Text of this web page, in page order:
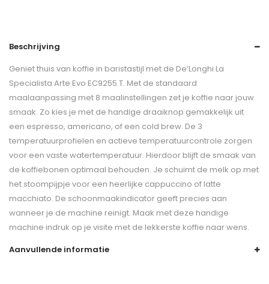
Beschrijving
Geniet thuis van koffie in baristastijl met de De’Longhi La
Specialista Arte Evo EC9255.T. Met de standaard
maalaanpassing met 8 maalinstellingen zet je koffie naar jouw
smaak. Zo kies je met de handige draaiknop gemakkelijk uit
een espresso, americano, of een cold brew. De 3
temperatuurprofielen en actieve temperatuurcontrole zorgen
voor een vaste watertemperatuur. Hierdoor blijft de smaak van
de koffiebonen optimaal behouden. Je schuimt de melk op met
het stoompijpje voor een heerlijke cappuccino of latte
macchiato. De schoonmaakindicator geeft precies aan
wanneer je de machine reinigt. Maak met deze handige
machine indruk op je visite met de lekkerste koffie naar wens.
Aanvullende informatie